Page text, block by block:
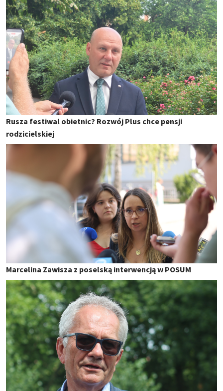
Rusza festiwal obietnic? Rozwój Plus chce pensji
rodzicielskiej
Marcelina Zawisza z poselską interwencją w POSUM